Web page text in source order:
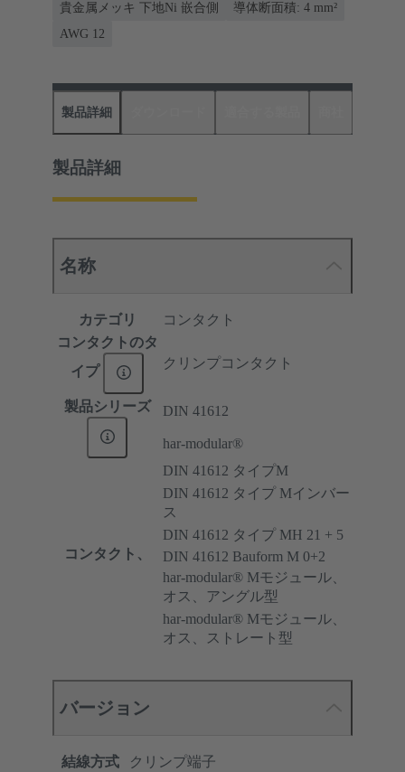
貴金属メッキ 下地Ni 嵌合側
導体断面積: 4 mm²
AWG 12
製品詳細
製品詳細
名称
カテゴリ
コンタクト
コンタクトのタ
イプ
クリンプコンタクト
製品シリーズ DIN 41612
har-modular®
コンタクト、
DIN 41612 タイプM
DIN 41612 タイプ Mインバー
ス
DIN 41612 タイプ MH 21 + 5
DIN 41612 Bauform M 0+2
har-modular® Mモジュール、
オス、アングル型
har-modular® Mモジュール、
オス、ストレート型
バージョン
結線方式
クリンプ端子